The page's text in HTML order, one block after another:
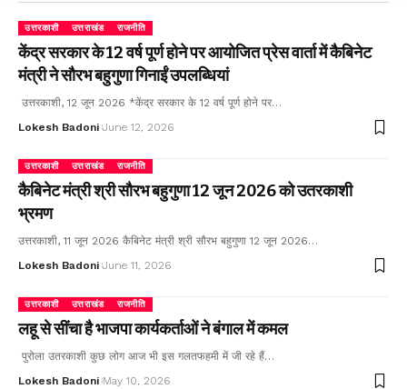
उत्तरकाशी उत्तराखंड राजनीति
केंद्र सरकार के 12 वर्ष पूर्ण होने पर आयोजित प्रेस वार्ता में कैबिनेट
मंत्री ने सौरभ बहुगुणा गिनाईं उपलब्धियां
उत्तरकाशी, 12 जून 2026 *केंद्र सरकार के 12 वर्ष पूर्ण होने पर…
Lokesh Badoni June 12, 2026
उत्तरकाशी उत्तराखंड राजनीति
कैबिनेट मंत्री श्री सौरभ बहुगुणा 12 जून 2026 को उतरकाशी
भ्रमण
उत्तरकाशी, 11 जून 2026 कैबिनेट मंत्री श्री सौरभ बहुगुणा 12 जून 2026…
Lokesh Badoni June 11, 2026
उत्तरकाशी उत्तराखंड राजनीति
लहू से सींचा है भाजपा कार्यकर्ताओं ने बंगाल में कमल
पुरोला उतरकाशी कुछ लोग आज भी इस गलतफहमी में जी रहे हैं…
Lokesh Badoni May 10, 2026